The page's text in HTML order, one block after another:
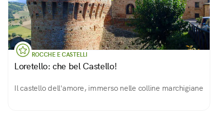
ROCCHE E CASTELLI
Loretello: che bel Castello!
Il castello dell'amore, immerso nelle colline marchigiane